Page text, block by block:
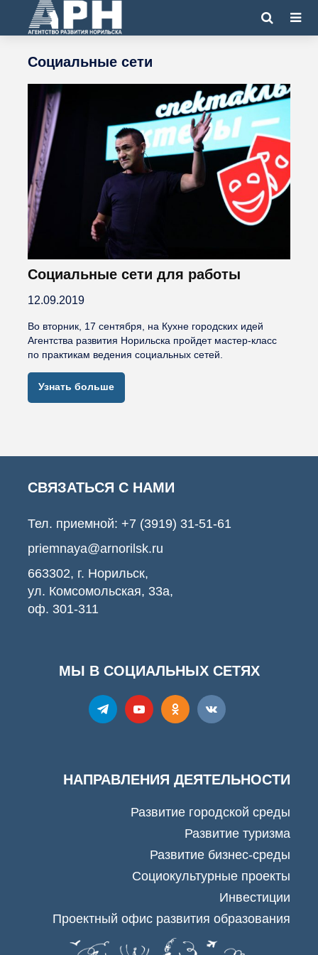
Социальные сети
Социальные сети для работы
12.09.2019
Во вторник, 17 сентября, на Кухне городских идей
Агентства развития Норильска пройдет мастер-класс
по практикам ведения социальных сетей.
Узнать больше
СВЯЗАТЬСЯ С НАМИ
Тел. приемной: +7 (3919) 31-51-61
priemnaya@arnorilsk.ru
663302, г. Норильск,
ул. Комсомольская, 33а,
оф. 301-311
МЫ В СОЦИАЛЬНЫХ СЕТЯХ
НАПРАВЛЕНИЯ ДЕЯТЕЛЬНОСТИ
Развитие городской среды
Развитие туризма
Развитие бизнес-среды
Социокультурные проекты
Инвестиции
Проектный офис развития образования